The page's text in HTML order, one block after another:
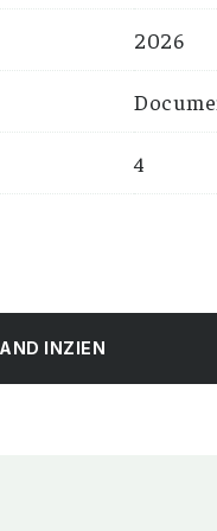
2026
4
INZIEN